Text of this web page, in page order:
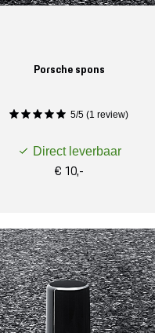
Porsche spons
5/5 (1 review)
Direct leverbaar
€ 10,-